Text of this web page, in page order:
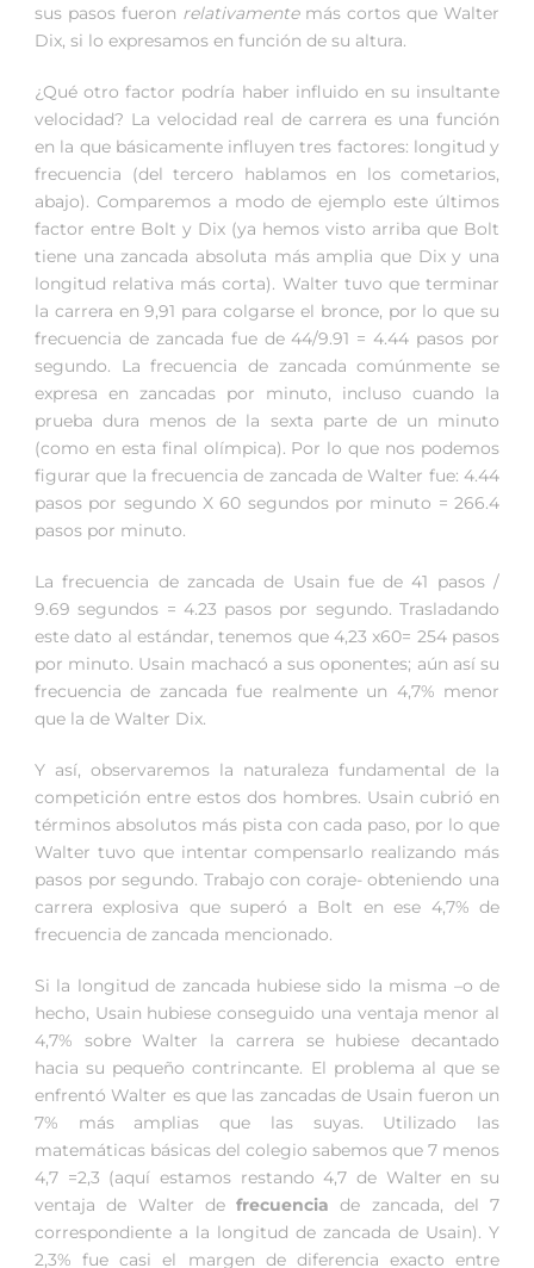
sus pasos fueron relativamentemás cortos que Walter
Dix, si lo expresamos en función de su altura.
¿Qué otro factor podría haber influido en su insultante
velocidad? La velocidad real de carrera es una función
en la que básicamente influyen tres factores: longitud y
frecuencia (del tercero hablamos en los cometarios,
abajo). Comparemos a modo de ejemplo este últimos
factor entre Bolt y Dix (ya hemos visto arriba que Bolt
tiene una zancada absoluta más amplia que Dix y una
longitud relativa más corta). Walter tuvo que terminar
la carrera en 9,91 para colgarse el bronce, por lo que su
frecuencia de zancada fue de 44/9.91 = 4.44 pasos por
segundo. La frecuencia de zancada comúnmente se
expresa en zancadas por minuto, incluso cuando la
prueba dura menos de la sexta parte de un minuto
(como en esta final olímpica). Por lo que nos podemos
figurar que la frecuencia de zancada de Walter fue: 4.44
pasos por segundo X 60 segundos por minuto = 266.4
pasos por minuto.
La frecuencia de zancada de Usain fue de 41 pasos /
9.69 segundos = 4.23 pasos por segundo. Trasladando
este dato al estándar, tenemos que 4,23 x60= 254 pasos
por minuto. Usain machacó a sus oponentes; aún así su
frecuencia de zancada fue realmente un 4,7% menor
que la de Walter Dix.
Y así, observaremos la naturaleza fundamental de la
competición entre estos dos hombres. Usain cubrió en
términos absolutos más pista con cada paso, por lo que
Walter tuvo que intentar compensarlo realizando más
pasos por segundo. Trabajo con coraje- obteniendo una
carrera explosiva que superó a Bolt en ese 4,7% de
frecuencia de zancada mencionado.
Si la longitud de zancada hubiese sido la misma –o de
hecho, Usain hubiese conseguido una ventaja menor al
4,7% sobre Walter la carrera se hubiese decantado
hacia su pequeño contrincante. El problema al que se
enfrentó Walter es que las zancadas de Usain fueron un
7% más amplias que las suyas. Utilizado las
matemáticas básicas del colegio sabemos que 7 menos
4,7 =2,3 (aquí estamos restando 4,7 de Walter en su
ventaja de Walter de frecuencia de zancada, del 7
correspondiente a la longitud de zancada de Usain). Y
2,3% fue casi el margen de diferencia exacto entre